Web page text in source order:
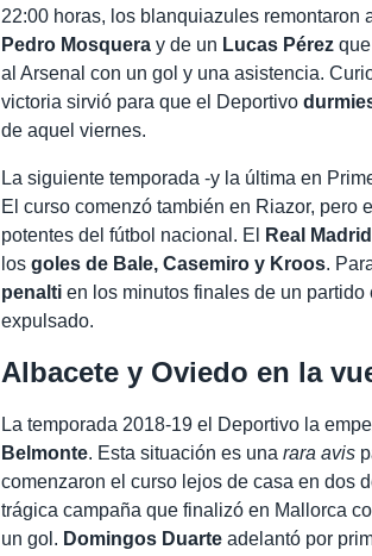
22:00 horas, los blanquiazules remontaron
Pedro Mosquera y de un Lucas Pérez
al Arsenal con un gol y una asistencia.
victoria sirvió para que el Deportivo
de aquel viernes.
La siguiente temporada -y la última en
El curso comenzó también en Riazor, pero
potentes del fútbol nacional. El
Real Madrid
losgoles de Bale, Casemiro y Kroos.
penalti en los minutos finales de un
expulsado.
Albacete y Oviedo en la
La temporada 2018-19 el Deportivo la
Belmonte. Esta situación es unarara avis
comenzaron el curso lejos de casa en dos
trágica campaña que finalizó en Mallorca
un gol. Domingos Duarte adelantó por